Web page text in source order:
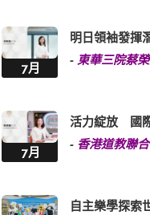
7月
明日領袖發揮
- 東華三院蔡
7月
活力綻放 國
- 香港道教聯
自主樂學探